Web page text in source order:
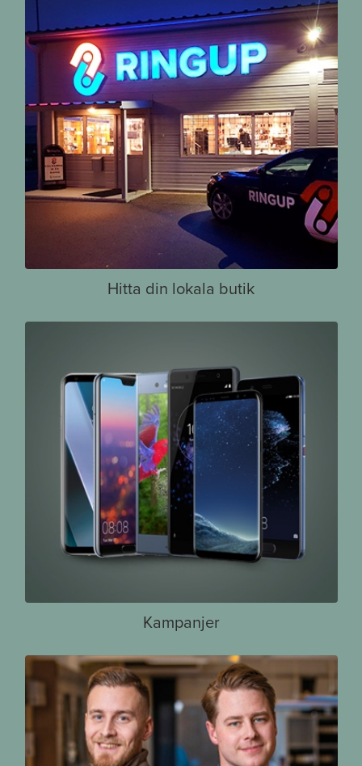
Hitta din lokala butik
Kampanjer